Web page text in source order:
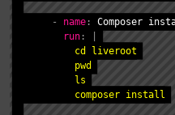
- name:
Composer
run:
          cd liveroot
          pwd
          ls
          composer install